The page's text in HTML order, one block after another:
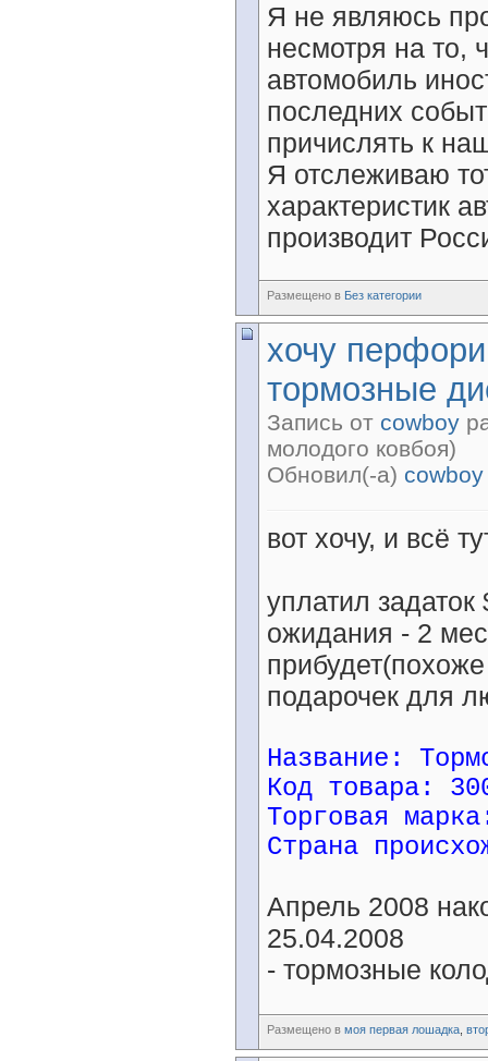
Я не являюсь
несмотря на то,
автомобиль
последних
причислять к
Я отслеживаю
характеристик
производит
Размещено в Без категории
хочу
тормозные
Запись от cowboy
молодого ковбоя)
Обновил(-а) cowboy
вот хочу, и всё
уплатил
ожидания - 2
подарочек для
Название:
Код товара:
Торговая
Страна
Апрель 2008
25.04.2008
- тормозные
Размещено в моя первая лошадка